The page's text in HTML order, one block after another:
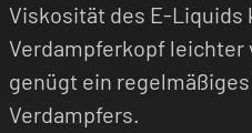
Viskosität des E-Liquids
Verdampferkopf leichter
genügt ein
Verdampfers.